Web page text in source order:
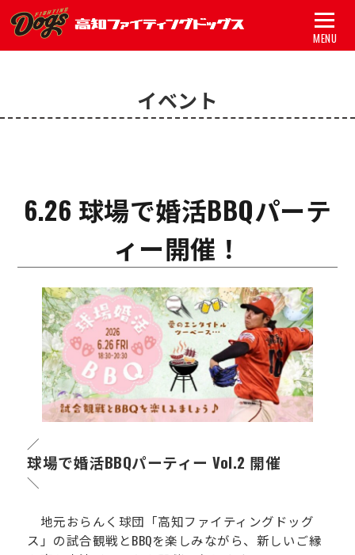
イベント
6.26 球場で婚活BBQパーテ
ィー開催！
／
球場で婚活BBQパーティー Vol.2 開催
＼
地元おらんく球団「高知ファイティングドッグ
ス」の試合観戦とBBQを楽しみながら、新しいご縁
MENU
試合
アカデミー
初心者ガイド
新着情報
運営会社